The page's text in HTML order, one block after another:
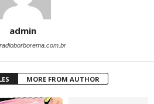
admin
MORE FROM AUTHOR